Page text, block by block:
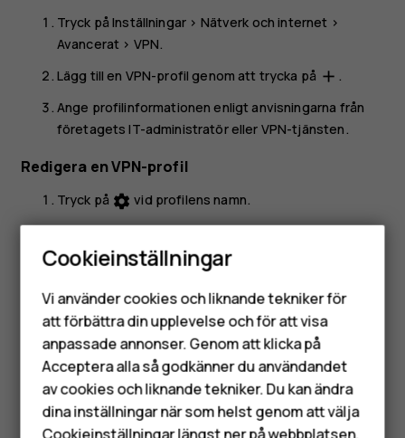
Smartphones
Mobiltelefoner
Tillbehör
HMD Terra M
Tryck påInställningar > Nätverk och internet >
Avancerat > VPN.
Lägg till en VPN-profil genom att trycka på add .
Ange profilinformationen enligt anvisningarna från
företagets IT-administratör eller VPN-tjänsten.
Redigera en VPN-profil
Tryck på settings vid profilens namn.
Redigera uppgifterna.
Radera en VPN-profil
Tryck påsettingsvid profilens namn.
Tryck på
Cookieinställningar
Vi använder cookies och liknande tekniker för
att förbättra din upplevelse och för att visa
anpassade annonser. Genom att klicka på
Acceptera alla så godkänner du användandet
av cookies och liknande tekniker. Du kan ändra
dina inställningar när som helst genom att välja
Cookieinställningar längst ner på webbplatsen.